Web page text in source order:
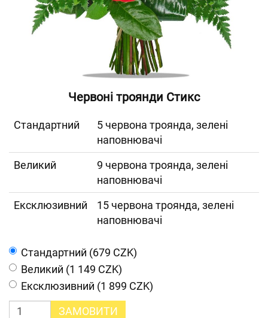
Червоні троянди Стикс
Cтандартний
5 червона троянда, зелені
наповнювачі
Великий
9 червона троянда, зелені
наповнювачі
Ексклюзивний
15 червона троянда, зелені
наповнювачі
Cтандартний (679 CZK)
Великий (1 149 CZK)
Ексклюзивний (1 899 CZK)
ЗАМОВИТИ